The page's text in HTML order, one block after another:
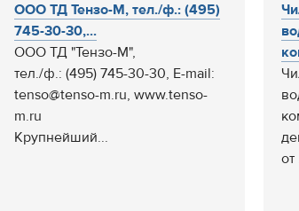
ООО ТД Тензо-М, тел./ф.: (495)
745-30-30,...
ООО ТД "Тензо-М",
тел./ф.: (495) 745-30-30, E-mail:
tenso@tenso-m.ru, www.tenso-
m.ru
Крупнейший...
от